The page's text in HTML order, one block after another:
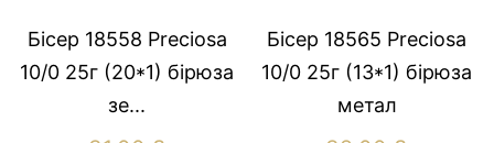
Бісер 18558 Preсiosa
10/0 25г (20*1) бiрюза
зе...
Бісер 18565 Preсiosa
10/0 25г (13*1) бiрюза
метал